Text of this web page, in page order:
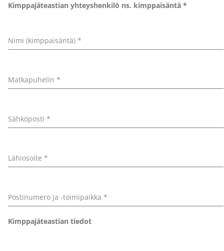
Kimppajäteastian yhteyshenkilö ns. kimppaisäntä *
Nimi (kimppaisäntä) *
Matkapuhelin *
Sähköposti *
Lähiosoite *
Postinumero ja -toimipaikka *
Kimppajäteastian tiedot